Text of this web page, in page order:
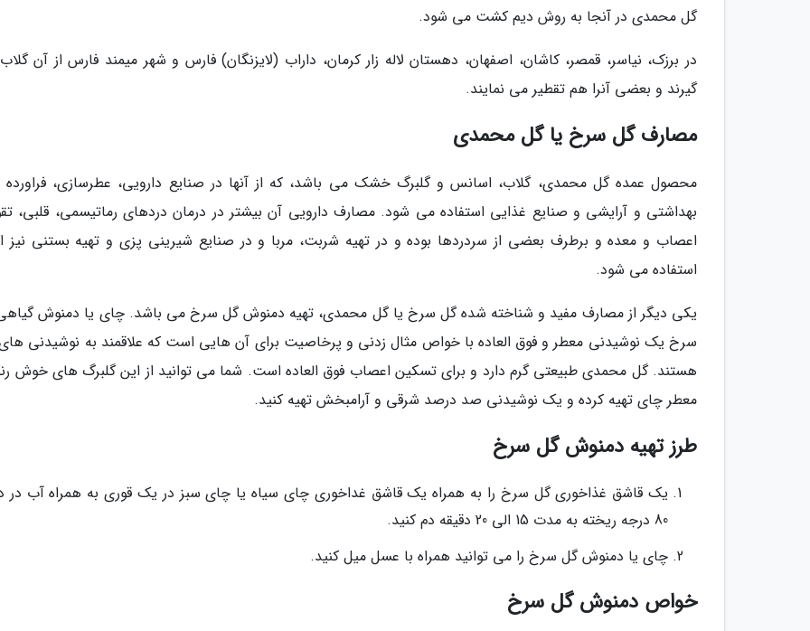
گل محمدی در آنجا به روش دیم کشت می شود.
در برزک، نیاسر، قمصر، کاشان، اصفهان، دهستان لاله زار کرمان، داراب (لایزنگان) فارس و شهر میمند فارس از آن
گیرند و بعضی آنرا هم تقطیر می نمایند.
مصارف گل سرخ یا گل محمدی
محصول عمده گل محمدی، گلاب، اسانس و گلبرگ خشک می باشد، که از آنها در صنایع دارویی، عطرسازی،
بهداشتی و آرایشی و صنایع غذایی استفاده می شود. مصارف دارویی آن بیشتر در درمان دردهای رماتیسمی، قلبی،
اعصاب و معده و برطرف بعضی از سردردها بوده و در تهیه شربت، مربا و در صنایع شیرینی پزی و تهیه بستنی نیز
استفاده می شود.
یکی دیگر از مصارف مفید و شناخته شده گل سرخ یا گل محمدی، تهیه دمنوش گل سرخ می باشد. چای یا دمنوش
سرخ یک نوشیدنی معطر و فوق العاده با خواص مثال زدنی و پرخاصیت برای آن هایی است که علاقمند به نوشیدنی
هستند. گل محمدی طبیعتی گرم دارد و برای تسکین اعصاب فوق العاده است. شما می توانید از این گلبرگ های خوش
معطر چای تهیه کرده و یک نوشیدنی صد درصد شرقی و آرامبخش تهیه کنید.
طرز تهیه دمنوش گل سرخ
یک قاشق غذاخوری گل سرخ را به همراه یک قاشق غداخوری چای سیاه یا چای سبز در یک قوری به همراه آب در
80 درجه ریخته به مدت 15 الی 20 دقیقه دم کنید.
چای یا دمنوش گل سرخ را می توانید همراه با عسل میل کنید.
خواص دمنوش گل سرخ